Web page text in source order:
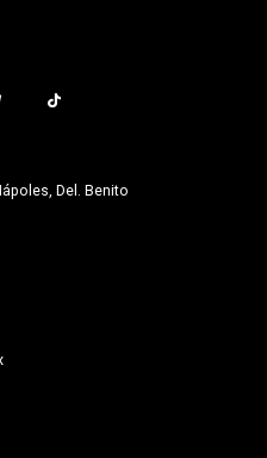
Del. Benito